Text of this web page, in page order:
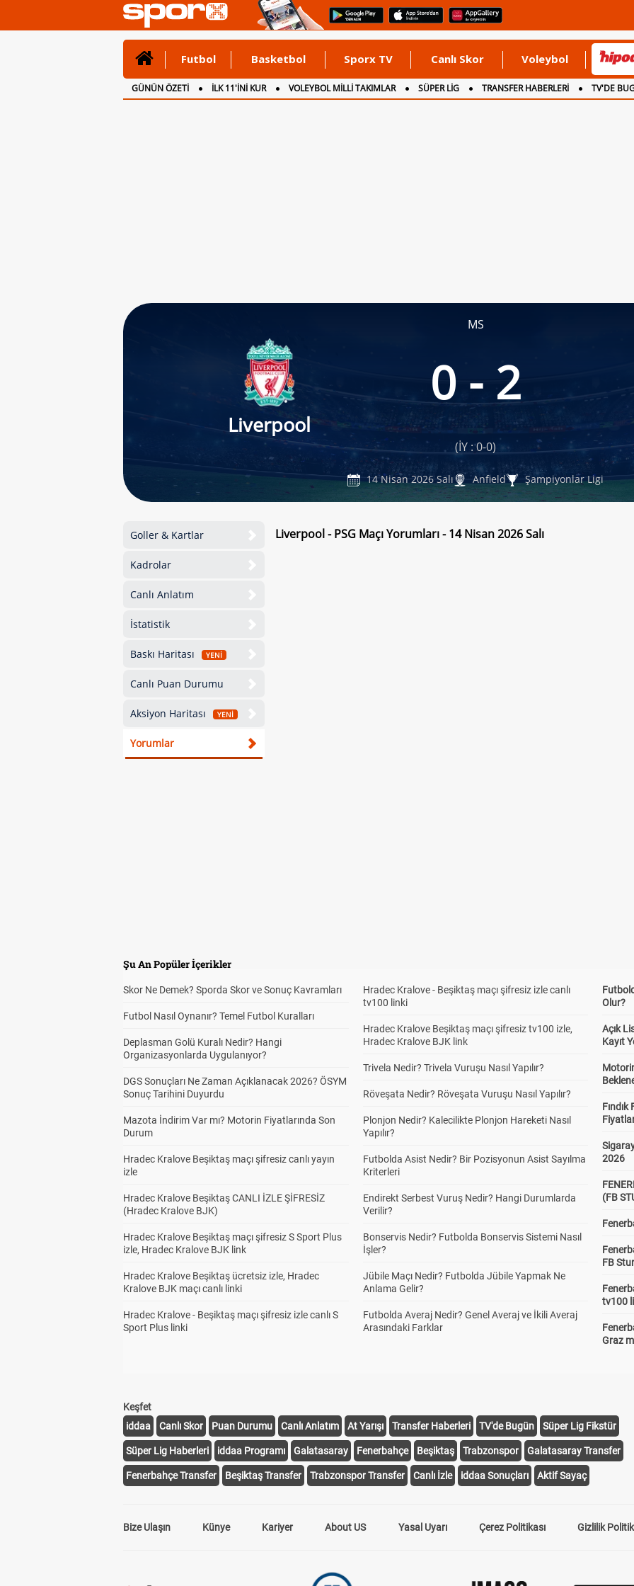
Futbol Basketbol Sporx TV Canlı Skor Voleybol
GÜNÜN ÖZETİ İLK 11'İNİ KUR VOLEYBOL MİLLİ TAKIMLAR SÜPER LİG TRANSFER HABERLERİ
TV'DE
CANLI ANLATIM
İNGİLTERE
MS
Liverpool
0 - 2
(İY : 0-0)
14 Nisan 2026 Salı Anfield Şampiyonlar Ligi
Goller & Kartlar
Kadrolar
Canlı Anlatım
İstatistik
Baskı Haritası YENİ
Canlı Puan Durumu
Aksiyon Haritası YENİ
Yorumlar
Liverpool - PSG Maçı Yorumları - 14 Nisan 2026 Salı
Şu An Popüler İçerikler
Skor Ne Demek? Sporda Skor ve Sonuç Kavramları
Futbol Nasıl Oynanır? Temel Futbol Kuralları
Deplasman Golü Kuralı Nedir? Hangi
Organizasyonlarda Uygulanıyor?
DGS Sonuçları Ne Zaman Açıklanacak 2026? ÖSYM
Sonuç Tarihini Duyurdu
Mazota İndirim Var mı? Motorin Fiyatlarında Son
Durum
Hradec Kralove Beşiktaş maçı şifresiz canlı yayın
izle
Hradec Kralove Beşiktaş CANLI İZLE ŞİFRESİZ
(Hradec Kralove BJK)
Hradec Kralove Beşiktaş maçı şifresiz S Sport Plus
izle, Hradec Kralove BJK link
Hradec Kralove Beşiktaş ücretsiz izle, Hradec
Kralove BJK maçı canlı linki
Hradec Kralove - Beşiktaş maçı şifresiz izle canlı S
Sport Plus linki
Hradec Kralove - Beşiktaş maçı şifresiz izle canlı
tv100 linki
Hradec Kralove Beşiktaş maçı şifresiz tv100 izle,
Hradec Kralove BJK link
Trivela Nedir? Trivela Vuruşu Nasıl Yapılır?
Röveşata Nedir? Röveşata Vuruşu Nasıl Yapılır?
Plonjon Nedir? Kalecilikte Plonjon Hareketi Nasıl
Yapılır?
Futbolda Asist Nedir? Bir Pozisyonun Asist Sayılma
Kriterleri
Endirekt Serbest Vuruş Nedir? Hangi Durumlarda
Verilir?
Bonservis Nedir? Futbolda Bonservis Sistemi Nasıl
İşler?
Jübile Maçı Nedir? Futbolda Jübile Yapmak Ne
Anlama Gelir?
Futbolda Averaj Nedir? Genel Averaj ve İkili Averaj
Arasındaki Farklar
Olur?
Açık
Kayıt
Fındık
2026
(FB
FB
tv100
Graz
Keşfet
iddaa
Canlı Skor Puan Durumu Canlı Anlatım At Yarışı Transfer Haberleri TV'de Bugün Süper Lig Fikstür
Süper Lig Haberleri iddaa Programı Galatasaray Fenerbahçe Beşiktaş Trabzonspor Galatasaray Transfer
Fenerbahçe Transfer Beşiktaş Transfer Trabzonspor Transfer Canlı İzle iddaa Sonuçları Aktif Sayaç
Bize Ulaşın Künye Kariyer About US Yasal Uyarı Çerez Politikası Gizlilik